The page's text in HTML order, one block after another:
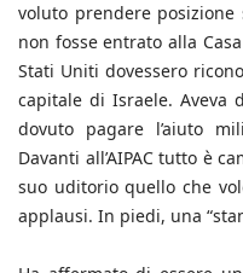
voluto prendere
non fosse entrato alla
Stati Uniti dovessero
capitale di Israele. Aveva
dovuto pagare l’aiuto
Davanti all’AIPAC tutto è
suo uditorio quello che
applausi. In piedi, una